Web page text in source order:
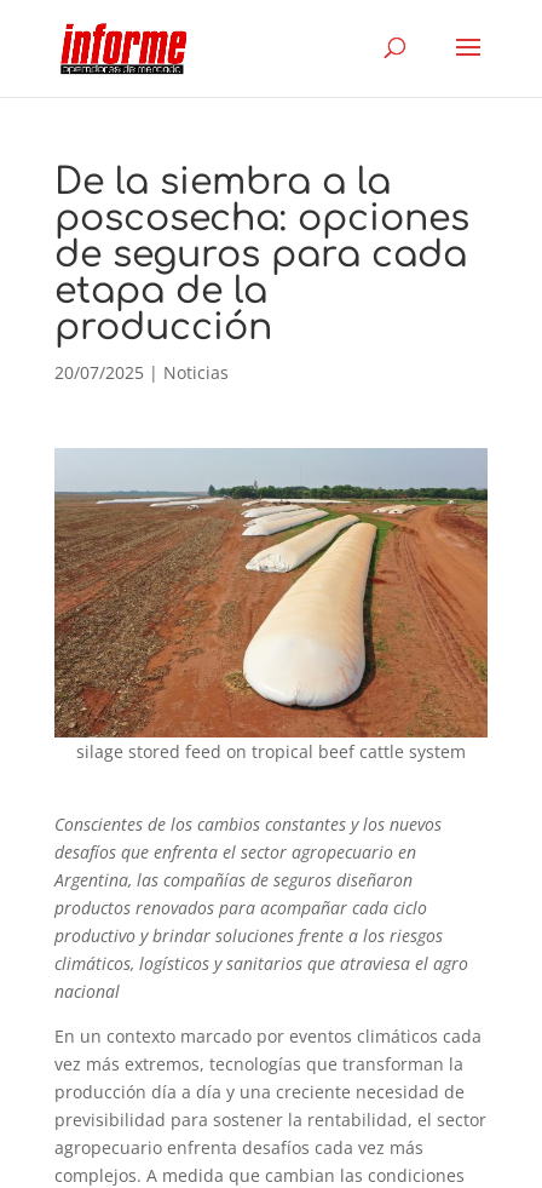
De la siembra a la
poscosecha: opciones
de seguros para cada
etapa de la
producción
20/07/2025| Noticias
silage stored feed on tropical beef cattle system
Conscientes de los cambios constantes y los nuevos
desafíos que enfrenta el sector agropecuario en
Argentina, las compañías de seguros diseñaron
productos renovados para acompañar cada ciclo
productivo y brindar soluciones frente a los riesgos
climáticos, logísticos y sanitarios que atraviesa el agro
nacional
En un contexto marcado por eventos climáticos cada
vez más extremos, tecnologías que transforman la
producción día a día y una creciente necesidad de
previsibilidad para sostener la rentabilidad, el sector
agropecuario enfrenta desafíos cada vez más
complejos. A medida que cambian las condiciones